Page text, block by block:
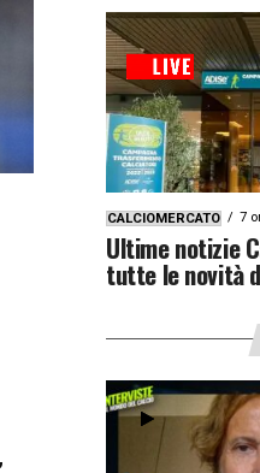
CALCIOMERCATO 7
Ultime notizie
tutte le novità